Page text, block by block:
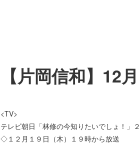
【片岡信和】12
<TV>
テレビ朝日「林修の今知りたいでしょ！」
◇１２月１９日（木）１９時から放送